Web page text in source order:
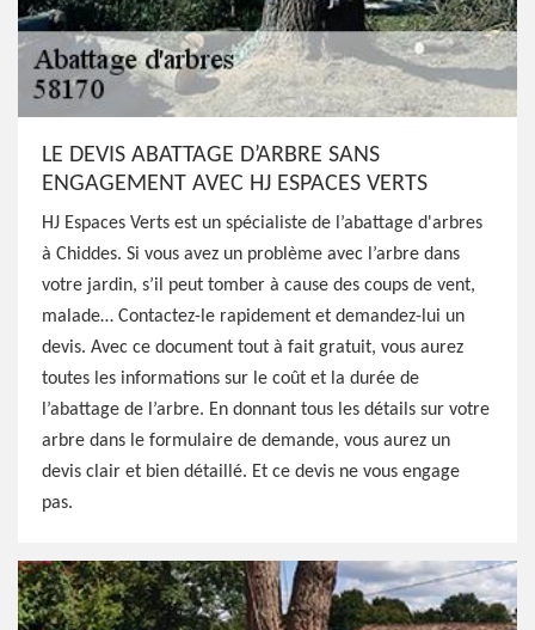
LE DEVIS ABATTAGE D’ARBRE SANS
ENGAGEMENT AVEC HJ ESPACES VERTS
HJ Espaces Verts est un spécialiste de l’abattage d'arbres
à Chiddes. Si vous avez un problème avec l’arbre dans
votre jardin, s’il peut tomber à cause des coups de vent,
malade… Contactez-le rapidement et demandez-lui un
devis. Avec ce document tout à fait gratuit, vous aurez
toutes les informations sur le coût et la durée de
l’abattage de l’arbre. En donnant tous les détails sur votre
arbre dans le formulaire de demande, vous aurez un
devis clair et bien détaillé. Et ce devis ne vous engage
pas.